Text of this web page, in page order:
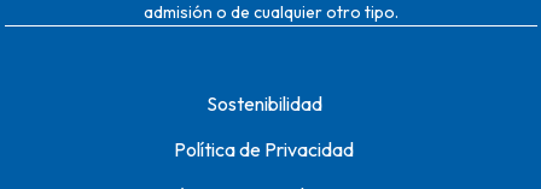
admisión o de cualquier otro tipo.
Sostenibilidad
Política de Privacidad